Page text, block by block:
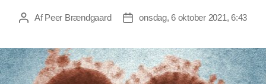
Indlægsforfatter
AfPeer Brændgaard Indlægsdato
onsdag, 6 oktober 2021, 6:43